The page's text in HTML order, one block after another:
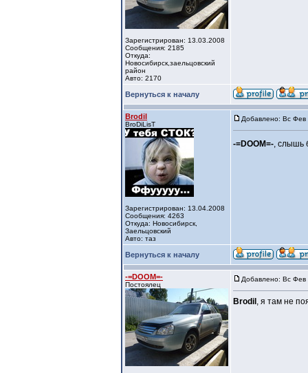
Зарегистрирован: 13.03.2008
Сообщения: 2185
Откуда:
Новосибирск,заельцовский
район
Авто: 2170
Вернуться к началу
Brodil
BroDiLisT
Зарегистрирован: 13.04.2008
Сообщения: 4263
Откуда: Новосибирск,
Заельцовский
Авто: таз
Добавлено: Вс Фев
-=DOOM=-, слышь
Вернуться к началу
-=DOOM=-
Постоялец
Добавлено: Вс Фев
Brodil , я там не